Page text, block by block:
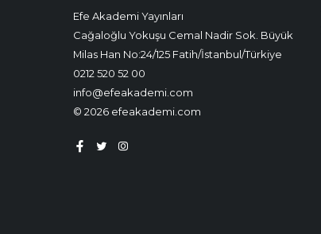
Efe Akademi Yayınları
Cağaloğlu Yokuşu Cemal Nadir Sok. Büyük
Milas Han No:24/125 Fatih/İstanbul/Türkiye
0212 520 52 00
info@efeakademi.com
© 2026 efeakademi.com